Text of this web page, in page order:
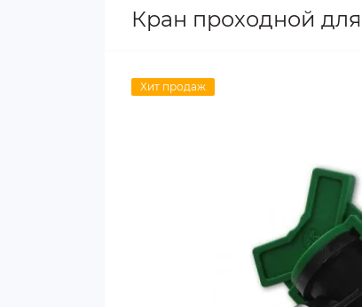
Кран проходной
Хит продаж